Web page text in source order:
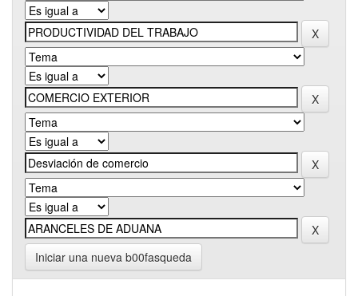
Iniciar una nueva b00fasqueda